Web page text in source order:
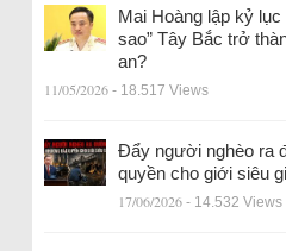
Mai Hoàng lập kỷ lục
sao” Tây Bắc trở
an?
11/05/2026 - 18.517 Views
Đẩy người nghèo ra
quyền cho giới siêu
17/06/2026 - 14.532 Views